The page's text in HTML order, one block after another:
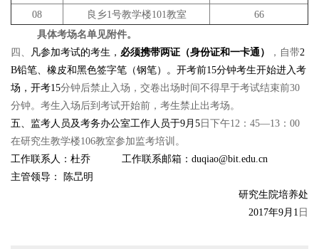
08
良乡1号教学楼101教室
66
具体考场名单见附件。
四、
凡参加考试的考生， 必须携带两证（身份证和一卡通） ，自带2
B铅笔、橡皮和黑色签字笔（钢笔）。开考前15分钟考生开始进入考
场，开考15分钟后禁止入场，交卷出场时间不得早于考试结束前30
分钟。考生入场后到考试开始前，考生禁止出考场。
五、监考人员及考务办公室工作人员于9月5日下午12：45—13：00
在研究生教学楼106教室参加监考培训。
工作联系人：杜乔 工作联系邮箱：duqiao@bit.edu.cn
主管领导： 陈旵明
研究生院培养处
2017年9月1 日